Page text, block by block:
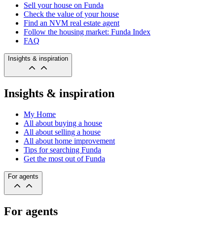
Sell your house on Funda
Check the value of your house
Find an NVM real estate agent
Follow the housing market: Funda Index
FAQ
Insights & inspiration
Insights & inspiration
My Home
All about buying a house
All about selling a house
All about home improvement
Tips for searching Funda
Get the most out of Funda
For agents
For agents